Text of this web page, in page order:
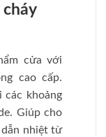
cháy
cửa với
cao cấp.
khoảng
Giúp cho
nhiệt từ